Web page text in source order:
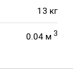
13 кг
0.04 м 3